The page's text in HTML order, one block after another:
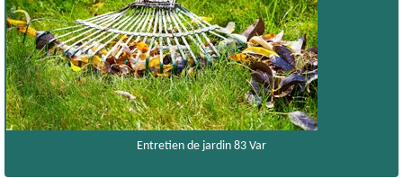
Entretien de jardin 83 Var